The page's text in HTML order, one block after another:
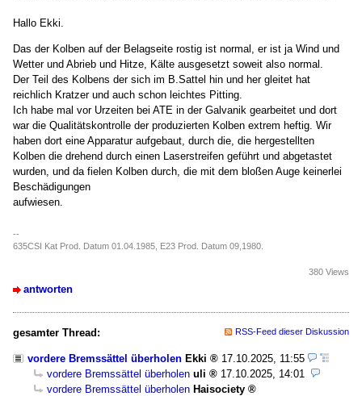
Hallo Ekki.
Das der Kolben auf der Belagseite rostig ist normal, er ist ja Wind und
Wetter und Abrieb und Hitze, Kälte ausgesetzt soweit also normal.
Der Teil des Kolbens der sich im B.Sattel hin und her gleitet hat
reichlich Kratzer und auch schon leichtes Pitting.
Ich habe mal vor Urzeiten bei ATE in der Galvanik gearbeitet und dort
war die Qualitätskontrolle der produzierten Kolben extrem heftig. Wir
haben dort eine Apparatur aufgebaut, durch die, die hergestellten
Kolben die drehend durch einen Laserstreifen geführt und abgetastet
wurden, und da fielen Kolben durch, die mit dem bloßen Auge keinerlei
Beschädigungen
aufwiesen.
--
635CSI Kat Prod. Datum 01.04.1985, E23 Prod. Datum 09,1980.
antworten
380 Views
gesamter Thread: RSS-Feed dieser Diskussion
vordere Bremssättel überholen Ekki
17.10.2025, 11:55
vordere Bremssättel überholen uli
17.10.2025, 14:01
vordere Bremssättel überholen Haisociety